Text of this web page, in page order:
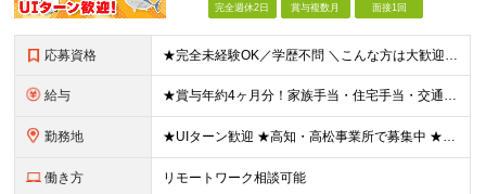
完全週休2日 賞与複数月 面接1回
応募資格 ★完全未経験OK／学歴不問 ＼こんな方は大歓迎です／ ■地元で腰を据えて働きたい方 ■安心できる環境でITデビューしたい方 ■手に職をつけて、安定した働き方を叶えたい方 ■案件は先輩と一緒に参画した
給与 ★賞与年約4ヶ月分！家族手当・住宅手当・交通費全額支給など好待遇を完備！ 【各種手当について】 ・家族手当（扶養2万円／月、子5000円／月※2人目以降も同様） ・単身住宅補助制度あり★住宅手当4万
勤務地 ★UIターン歓迎 ★高知・高松事業所で募集中 ★リモートワーク導入 ★転勤なし 事業所もしくはプロジェクト先（高知県内もしくは高松市内）での勤務となります。 勤務地は希望を考慮します。 【高知事務
働き方 リモートワーク相談可能